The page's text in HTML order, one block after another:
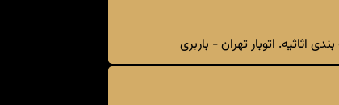
اثاثیه. اتوبار تهران - باربری